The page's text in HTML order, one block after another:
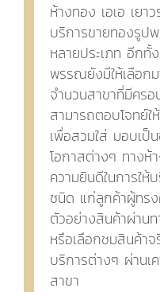
ห้างทอง เอเอ เยา
บริการขายทองรูป
หลายประเภท อีกทั้
พรรณยังมีให้เลือก
จำนวนสาขาที่มีคร
สามารถตอบโจทย์
เพื่อสวมใส่ มอบเป็
โอกาสต่างๆ ทางห้
ความยินดีในการใ
ชนิด แก่ลูกค้าผู้ทร
ตัวอย่างสินค้าผ่านท
หรือเลือกชมสินค้าจ
บริการต่างๆ ผ่านเ
สาขา